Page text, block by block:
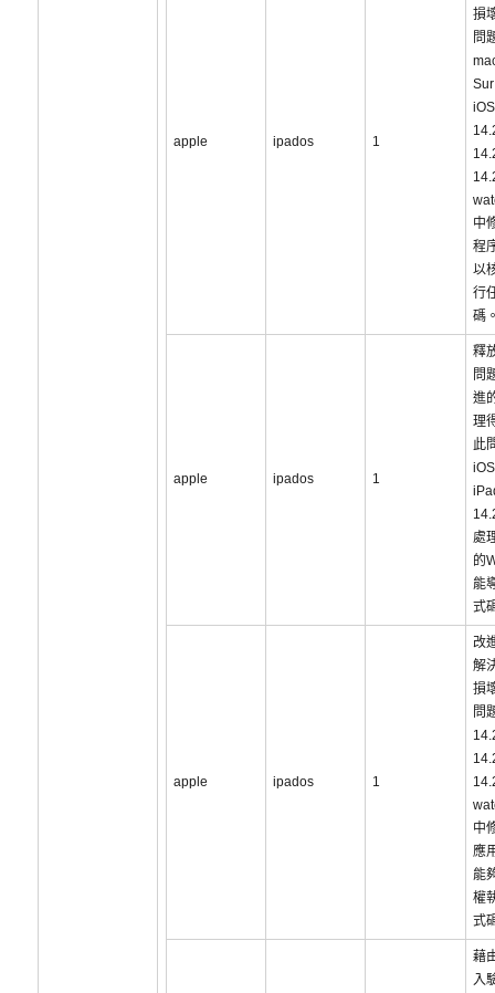
apple ipados 1
損
問
iOS
中
程
以
行
碼
apple ipados 1
釋
問
進
理
此
處
的
能
式
apple ipados 1
改
解
損
問
中
應
能
權
式
藉
入